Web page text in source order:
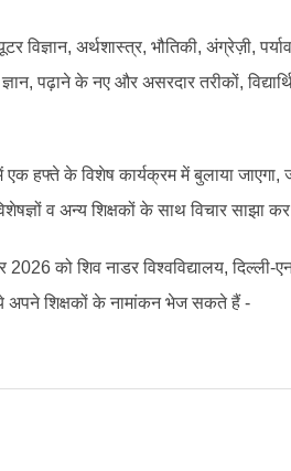
विज्ञान, अर्थशास्त्र, भौतिकी, अंग्रेज़ी,
पढ़ाने के नए और असरदार तरीकों,
एक हफ्ते के विशेष कार्यक्रम में बुलाया जाएगा,
व अन्य शिक्षकों के साथ विचार साझा
को शिव नाडर विश्वविद्यालय,
अपने शिक्षकों के नामांकन भेज सकते हैं -